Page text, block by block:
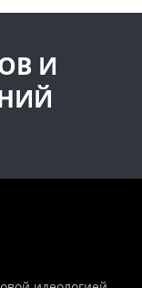
И